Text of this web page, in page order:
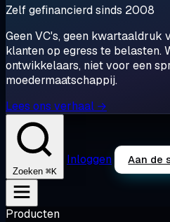
Zelf gefinancierd sinds 2008
Geen VC's, geen kwartaaldruk
klanten op egress te belasten.
ontwikkelaars, niet voor een
moedermaatschappij.
Lees ons verhaal →
Zoeken ⌘K
Inloggen Aan de
Producten